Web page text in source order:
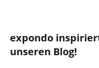
expondo
unseren Blog!